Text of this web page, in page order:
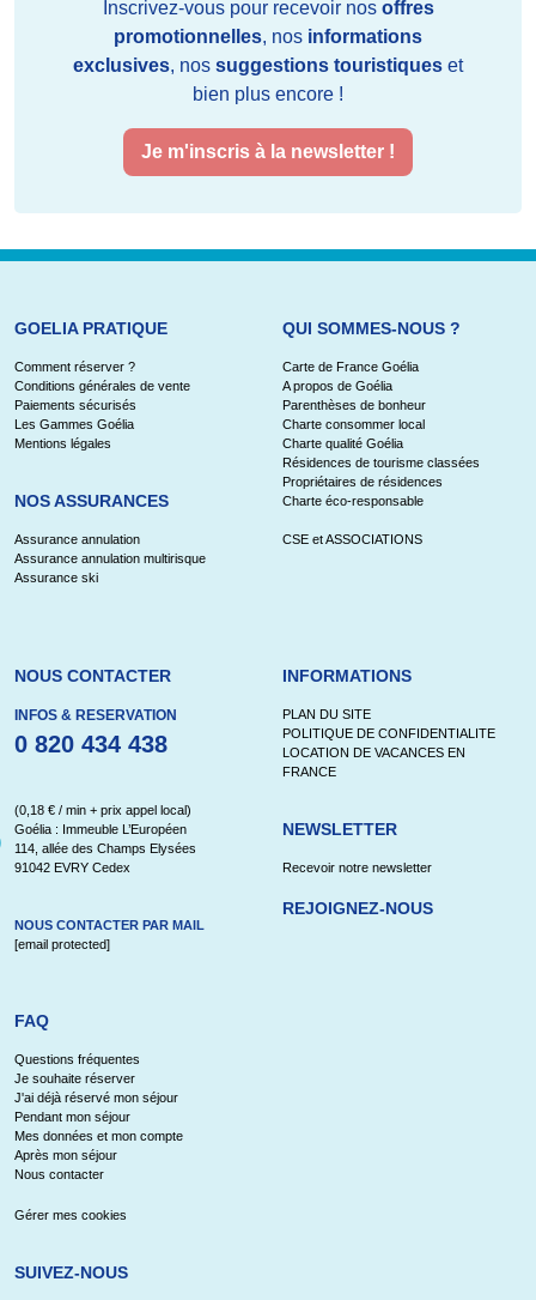
Inscrivez-vous pour recevoir nos offres
promotionnelles, nos informations
exclusives, nos suggestions touristiques et
bien plus encore !
Je m'inscris à la newsletter !
GOELIA PRATIQUE
Comment réserver ?
Conditions générales de vente
Paiements sécurisés
Les Gammes Goélia
Mentions légales
NOS ASSURANCES
Assurance annulation
Assurance annulation multirisque
Assurance ski
QUI SOMMES-NOUS ?
Carte de France Goélia
A propos de Goélia
Parenthèses de bonheur
Charte consommer local
Charte qualité Goélia
Résidences de tourisme classées
Propriétaires de résidences
Charte éco-responsable
CSE et ASSOCIATIONS
NOUS CONTACTER
INFOS & RESERVATION
0 820 434 438
(0,18 € / min + prix appel local)
Goélia : Immeuble L’Européen
114, allée des Champs Elysées
91042 EVRY Cedex
NOUS CONTACTER PAR MAIL
[email protected]
INFORMATIONS
PLAN DU SITE
POLITIQUE DE CONFIDENTIALITE
LOCATION DE VACANCES EN
FRANCE
NEWSLETTER
Recevoir notre newsletter
REJOIGNEZ-NOUS
FAQ
Questions fréquentes
Je souhaite réserver
J'ai déjà réservé mon séjour
Pendant mon séjour
Mes données et mon compte
Après mon séjour
Nous contacter
Gérer mes cookies
SUIVEZ-NOUS